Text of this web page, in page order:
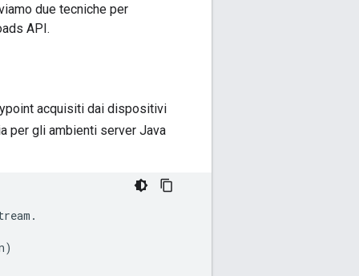
due tecniche per
API.
acquisiti dai dispositivi
per gli ambienti server Java
.
)